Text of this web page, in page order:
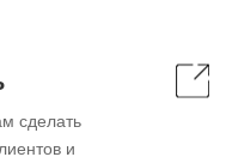
сделать
и